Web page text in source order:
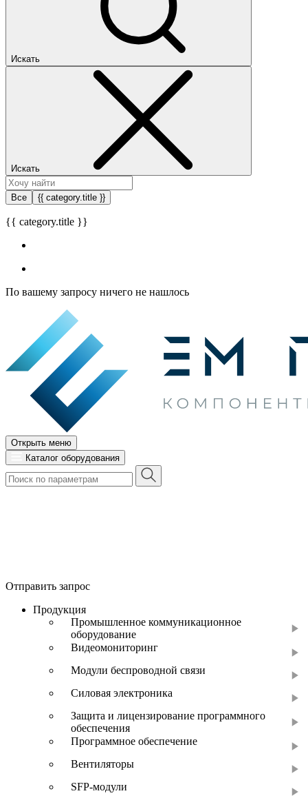
Искать
Искать
Все {{ category.title }}
{{ category.title }}
По вашему запросу ничего не нашлось
Открыть меню
Каталог оборудования
Отправить запрос
Продукция
Промышленное коммуникационное
оборудование
Видеомониторинг
Модули беспроводной связи
Силовая электроника
Защита и лицензирование программного
обеспечения
Программное обеспечение
Вентиляторы
SFP-модули